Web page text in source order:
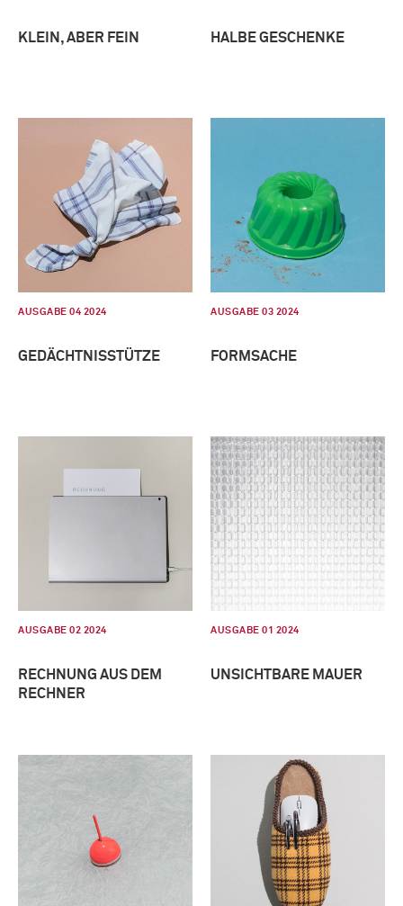
KLEIN, ABER FEIN HALBE GESCHENKE
AUSGABE 04 2024
GEDÄCHTNISSTÜTZE
AUSGABE 03 2024
FORMSACHE
AUSGABE 02 2024
RECHNUNG AUS DEM
RECHNER
AUSGABE 01 2024
UNSICHTBARE MAUER